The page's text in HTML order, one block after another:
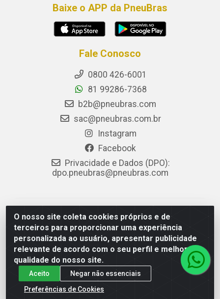
O nosso site coleta cookies próprios e de
terceiros para proporcionar uma experiência
personalizada ao usuário, apresentar publicidade
relevante de acordo com o seu perfil e melhorar a
qualidade do nosso site.
Aceito
Negar não essenciais
Preferências de Cookies
Baixe o APP da PneuBras
Fale Conosco
0800 426-6001
81 99286-7368
b2b@pneubras.com
sac@pneubras.com.br
Instagram
Facebook
Privacidade e Dados (DPO):
dpo.pneubras@pneubras.com
PneuBras - Rodovia BR-101, KM 82 - Prazeres,
Jaboatão dos Guararapes/PE - CEP 54.335-000 - CNPJ
08.678.386/0001-05 - Pneubras Comércio de Pneus
Ltda